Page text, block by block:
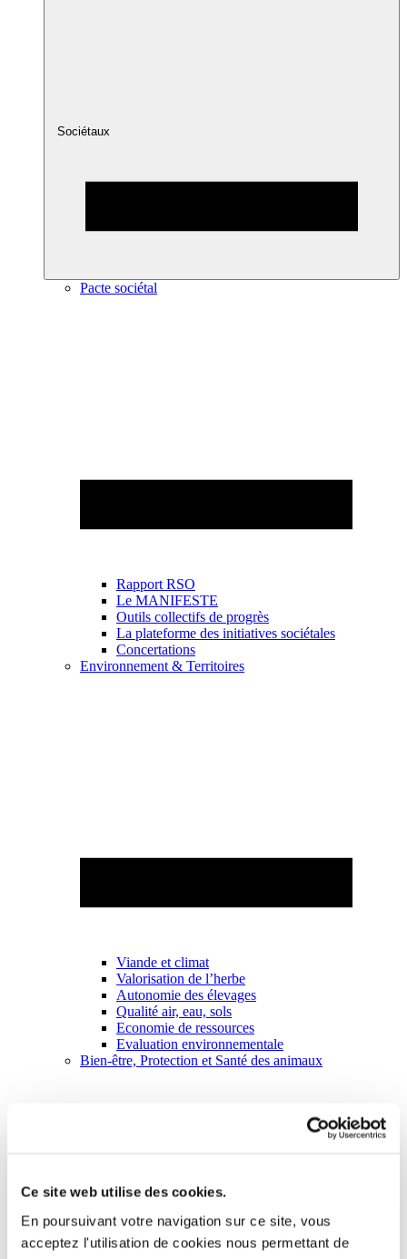
Ce site web utilise des cookies.
En poursuivant votre navigation sur ce site, vous
acceptez l'utilisation de cookies nous permettant de
Sociétaux
Pacte sociétal
Rapport RSO
Le MANIFESTE
Outils collectifs de progrès
La plateforme des initiatives sociétales
Concertations
Environnement & Territoires
Viande et climat
Valorisation de l’herbe
Autonomie des élevages
Qualité air, eau, sols
Economie de ressources
Evaluation environnementale
Bien-être, Protection et Santé des animaux